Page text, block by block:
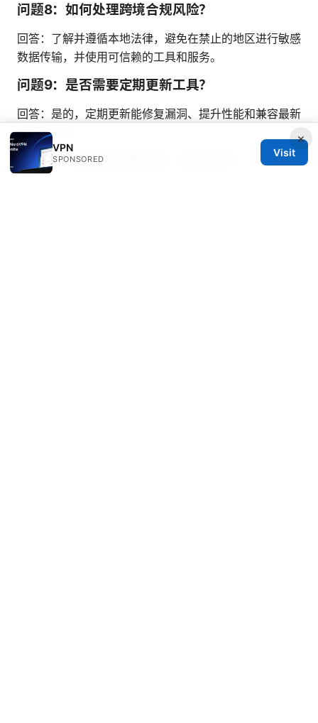
问题8：如何处理跨境合规风险？
回答：了解并遵循本地法律，避免在禁止的地区进行敏感
数据传输，并使用可信赖的工具和服务。
问题9：是否需要定期更新工具？
回答：是的，定期更新能修复漏洞、提升性能和兼容最新
的网络环境。
问题10：如果账号被封禁，该怎么办？
×
VPN
SPONSORED
Visit